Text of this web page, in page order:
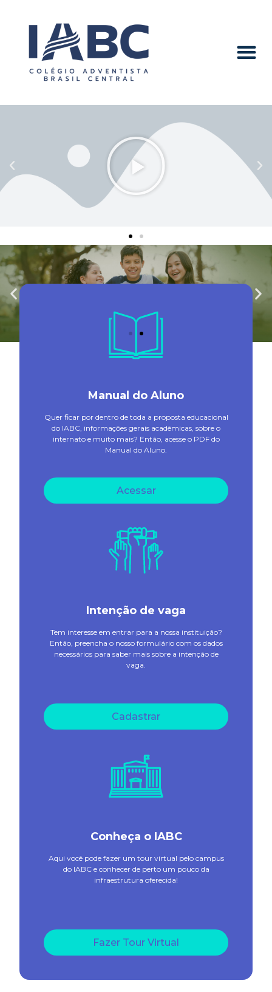
Manual do Aluno
Quer ficar por dentro de toda a proposta educacional
do IABC, informações gerais acadêmicas, sobre o
internato e muito mais? Então, acesse o PDF do
Manual do Aluno.
Acessar
Intenção de vaga
Tem interesse em entrar para a nossa instituição?
Então, preencha o nosso formulário com os dados
necessários para saber mais sobre a intenção de
vaga.
Cadastrar
Conheça o IABC
Aqui você pode fazer um tour virtual pelo campus
do IABC e conhecer de perto um pouco da
infraestrutura oferecida!
Fazer Tour Virtual